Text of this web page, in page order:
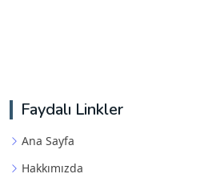
Faydalı Linkler
Ana Sayfa
Hakkımızda